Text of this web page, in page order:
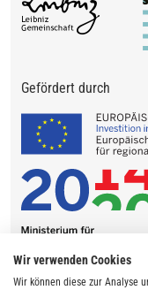
Gefördert durch
Wir verwenden Cookies
Wir können diese zur Analyse